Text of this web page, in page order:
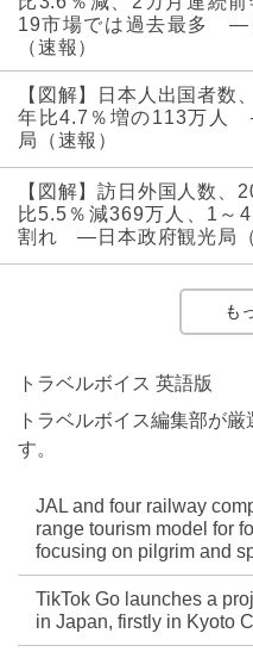
19市場では過去最多 ―
（速報）
【図解】日本人出国者数
年比4.7％増の113万人
局（速報）
【図解】訪日外国人数、
比5.5％減369万人、1～
割れ ―日本政府観光局（
も
トラベルボイス 英語版
トラベルボイス編集部が
す。
JAL and four railway
range tourism model for
focusing on pilgrim and
TikTok Go launches a
in Japan, firstly in Kyoto